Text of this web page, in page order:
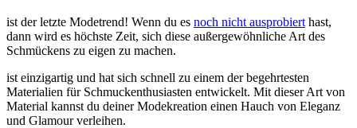
ist der letzte Modetrend! Wenn du es noch nicht ausprobiert hast,
dann wird es höchste Zeit, sich diese außergewöhnliche Art des
Schmückens zu eigen zu machen.
ist einzigartig und hat sich schnell zu einem der begehrtesten
Materialien für Schmuckenthusiasten entwickelt. Mit dieser Art von
Material kannst du deiner Modekreation einen Hauch von Eleganz
und Glamour verleihen.